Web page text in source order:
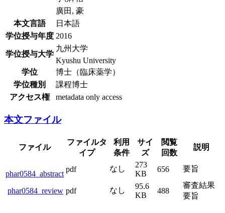
廣田, 豪
本文言語
日本語
学位授与年度 2016
学位授与大学
九州大学
Kyushu University
学位
博士（臨床薬学）
学位種別
課程博士
アクセス権
metadata only access
本文ファイル
ファイル
ファイルタ
イプ
利用
条件
サイ
ズ
閲覧
回数
説明
phar0584_abstract
pdf なし
273
KB
656 要旨
phar0584_review pdf なし
95.6
KB
488
審査結果
要旨